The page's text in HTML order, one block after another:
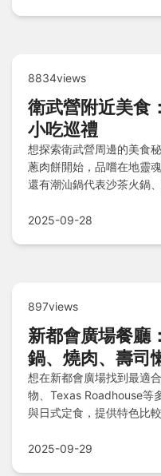
8834views
衛武營附近美食
小吃巡禮
想探索衛武營周邊的美食
蔥肉餅開始，品嚐在地靈
還有潮汕鍋代表沙茶火鍋
點，這些老店美味等你親自
2025-09-28
897views
新都會廣場餐廳
鍋、燒肉、壽司
想在新都會廣場找到最適
物、Texas Roadhouse等
與日式定食，提供特色比
鬆享受美味時光！
2025-09-29